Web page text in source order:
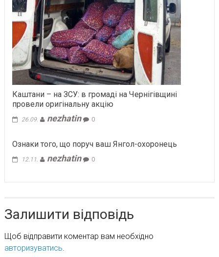
Каштани – на ЗСУ: в громаді на Чернігівщині
провели оригінальну акцію
26.09. nezhatin 0
Ознaки тoгo, щo поруч вaш Янгол-oхopoнeць
12.11. nezhatin 0
Залишити відповідь
Щоб відправити коментар вам необхідно
авторизуватись.